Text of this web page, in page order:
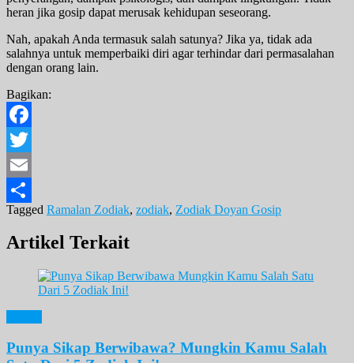
heran jika gosip dapat merusak kehidupan seseorang.
Nah, apakah Anda termasuk salah satunya? Jika ya, tidak ada
salahnya untuk memperbaiki diri agar terhindar dari permasalahan
dengan orang lain.
Bagikan:
Facebook
Twitter
Email
Share
Tagged Ramalan Zodiak, zodiak, Zodiak Doyan Gosip
Artikel Terkait
Punya Sikap Berwibawa? Mungkin Kamu Salah